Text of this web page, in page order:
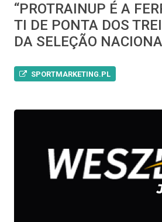
“PROTRAINUP É A
TI DE PONTA DOS
DA SELEÇÃO
SPORTMARKETING.PL